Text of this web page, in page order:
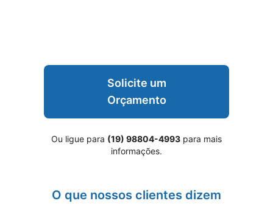
Solicite um
Orçamento
Ou ligue para (19) 98804-4993 para mais
informações.
O que nossos clientes dizem